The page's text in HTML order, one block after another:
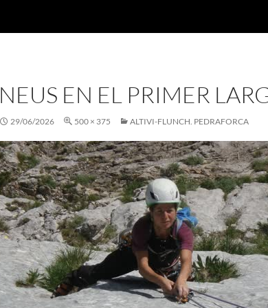
NEUS EN EL PRIMER
29/06/2026 500 × 375 ALTIVI-FLUNCH. PEDRAFORCA